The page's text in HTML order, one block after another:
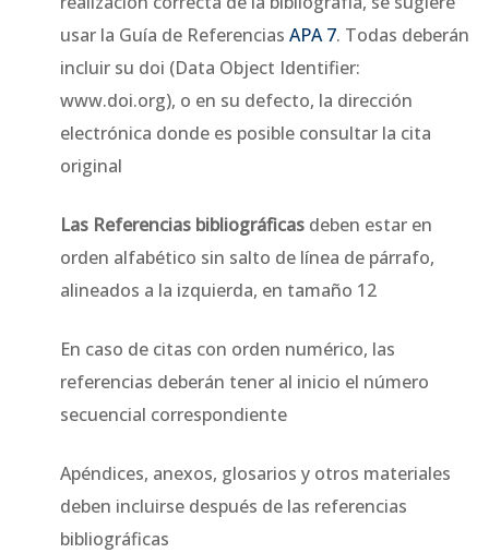
usar la Guía de Referencias APA 7. Todas deberán
incluir su doi (Data Object Identifier:
www.doi.org), o en su defecto, la dirección
electrónica donde es posible consultar la cita
original
Las Referencias bibliográficas deben estar en
orden alfabético sin salto de línea de párrafo,
alineados a la izquierda, en tamaño 12
En caso de citas con orden numérico, las
referencias deberán tener al inicio el número
secuencial correspondiente
Apéndices, anexos, glosarios y otros materiales
deben incluirse después de las referencias
bibliográficas